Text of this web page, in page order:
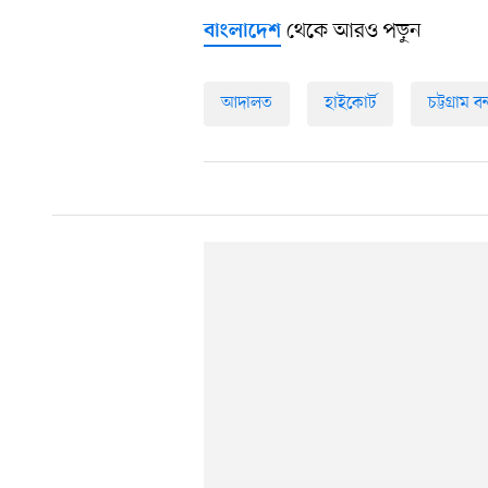
বাংলাদেশ থেকে আরও পড়ুন
আদালত হাইকোর্ট চট্টগ্রাম